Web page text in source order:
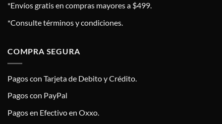
*Envíos gratis en compras mayores a $499.
*Consulte términos y condiciones.
COMPRA SEGURA
Pagos con Tarjeta de Debito y Crédito.
Pagos con PayPal
Pagos en Efectivo en Oxxo.